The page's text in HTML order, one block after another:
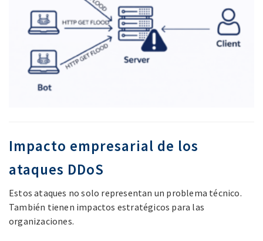
Impacto empresarial de los
ataques DDoS
Estos ataques no solo representan un problema técnico.
También tienen impactos estratégicos para las
organizaciones.